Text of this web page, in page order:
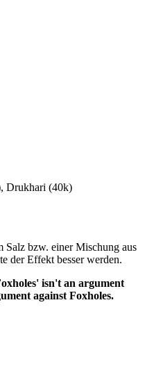
Drukhari (40k)
Salz bzw. einer Mischung aus
der Effekt besser werden.
isn't an argument
against Foxholes.